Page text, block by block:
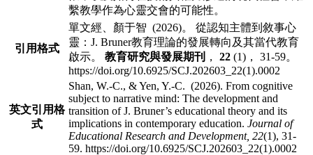
繫教學作為心靈交會的可能性。
引用格式
單文經、顏于智 (2026)。 從認知主體到敘事心
靈：J. Bruner教育理論的發展轉向及其當代教育
啟示。 教育研究與發展期刊 ， 22 (1)， 31-59。
https://doi.org/10.6925/SCJ.202603_22(1).0002
英文引用格
式
Shan, W.-C., & Yen, Y.-C. (2026). From cognitive
subject to narrative mind: The development and
transition of J. Bruner’s educational theory and its
implications in contemporary education. Journal of
Educational Research and Development, 22(1), 31-
59. https://doi.org/10.6925/SCJ.202603_22(1).0002